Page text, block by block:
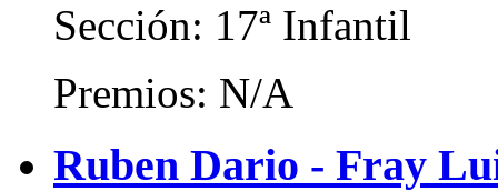
Sección: 17ª Infantil
Premios: N/A
Ruben Dario - Fray